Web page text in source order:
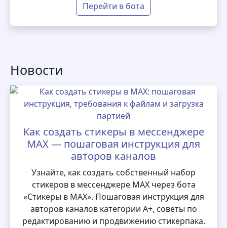
Перейти в бота
Новости
Как создать стикеры в мессенджере
MAX — пошаговая инструкция для
авторов каналов
Узнайте, как создать собственный набор
стикеров в мессенджере MAX через бота
«Стикеры в MAX». Пошаговая инструкция для
авторов каналов категории А+, советы по
редактированию и продвижению стикерпака.